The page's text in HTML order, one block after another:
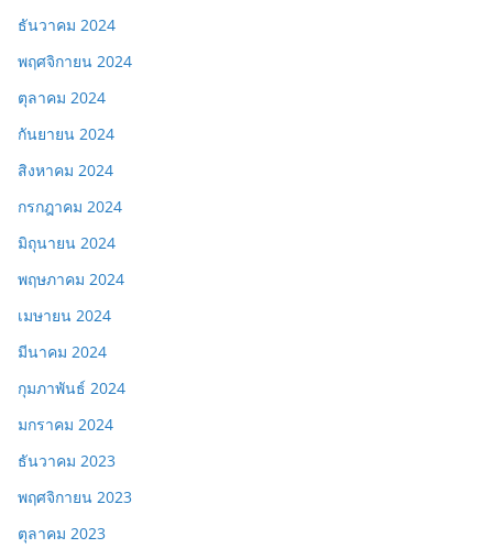
ธันวาคม 2024
พฤศจิกายน 2024
ตุลาคม 2024
กันยายน 2024
สิงหาคม 2024
กรกฎาคม 2024
มิถุนายน 2024
พฤษภาคม 2024
เมษายน 2024
มีนาคม 2024
กุมภาพันธ์ 2024
มกราคม 2024
ธันวาคม 2023
พฤศจิกายน 2023
ตุลาคม 2023